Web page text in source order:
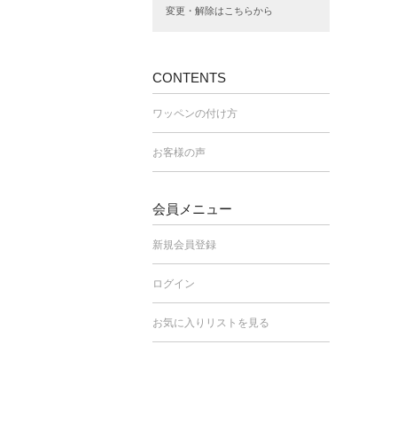
変更・解除はこちらから
CONTENTS
ワッペンの付け方
お客様の声
会員メニュー
新規会員登録
ログイン
お気に入りリストを見る